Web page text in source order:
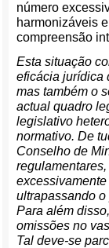
número
harmonizáveis
compreensão
Esta situação
eficácia jurídica
mas também o
actual quadro
legislativo
normativo. De
Conselho de
ultrapassando
Para além
omissões no
Tal deve-se